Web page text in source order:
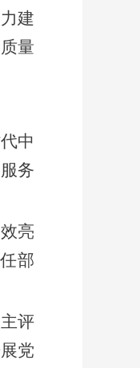
建
量
中
务
亮
部
评
党